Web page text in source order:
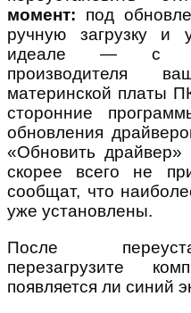
момент: под
ручную загрузку и
идеале — с
производителя
материнской платы
сторонние
обновления
«Обновить драйвер»
скорее всего не
сообщат, что
уже установлены.
После
перезагрузите
появляется ли синий